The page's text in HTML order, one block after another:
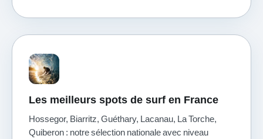
Les meilleurs spots de surf en France
Hossegor, Biarritz, Guéthary, Lacanau, La Torche,
Quiberon : notre sélection nationale avec niveau